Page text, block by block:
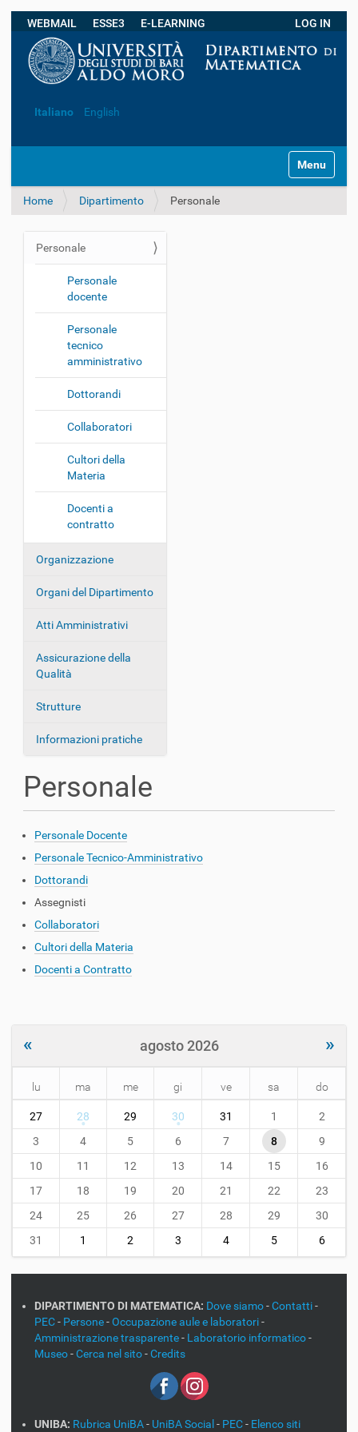
WEBMAIL ESSE3 E-LEARNING LOG IN
Italiano English
z
Toggle
Home Dipartimento Personale
N
i
o
Personale
Personale
docente
Personale
tecnico
amministrativo
Dottorandi
Collaboratori
Cultori della
Materia
Docenti a
contratto
Organizzazione
Organi del Dipartimento
Atti Amministrativi
Assicurazione della
Qualità
Strutture
Informazioni pratiche
Personale
Personale Docente
Personale Tecnico-Amministrativo
Dottorandi
Assegnisti
Collaboratori
Cultori della Materia
Docenti a Contratto
« agosto 2026 »
t
8
lu ma me gi ve sa do
27 28 29 30 31 1
2
3
4 5 6 7 8
9
10
11 12 13 14 15
16
17
18 19 20 21 22
23
24
25 26 27 28 29
30
31
1 2 3 4 5 6
DIPARTIMENTO DI MATEMATICA: Dove siamo-Contatti-
PEC- Persone-Occupazione aule e laboratori-
Amministrazione trasparente- Laboratorio informatico-
Museo-Cerca nel sito-Credits
UNIBA: Rubrica UniBA- UniBA Social - PEC- Elenco siti